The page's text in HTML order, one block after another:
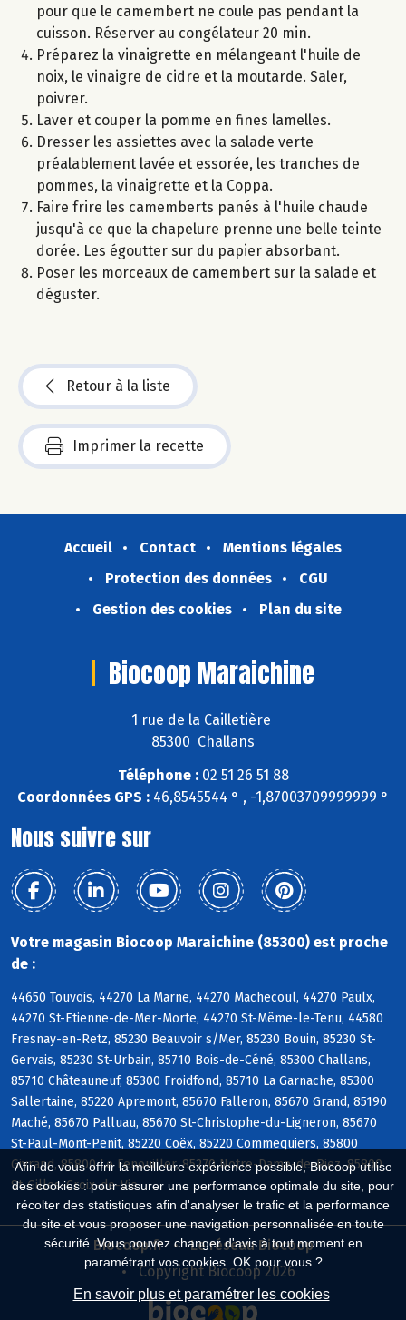
Afin de vous offrir la meilleure expérience possible, Biocoop utilise
des cookies : pour assurer une performance optimale du site, pour
récolter des statistiques afin d'analyser le trafic et la performance
du site et vous proposer une navigation personnalisée en toute
sécurité. Vous pouvez changer d'avis à tout moment en
paramétrant vos cookies. OK pour vous ?
En savoir plus et paramétrer les cookies
pour que le camembert ne coule pas pendant la
cuisson. Réserver au congélateur 20 min.
Préparez la vinaigrette en mélangeant l'huile de
noix, le vinaigre de cidre et la moutarde. Saler,
poivrer.
Laver et couper la pomme en fines lamelles.
Dresser les assiettes avec la salade verte
préalablement lavée et essorée, les tranches de
pommes, la vinaigrette et la Coppa.
Faire frire les camemberts panés à l'huile chaude
jusqu'à ce que la chapelure prenne une belle teinte
dorée. Les égoutter sur du papier absorbant.
Poser les morceaux de camembert sur la salade et
déguster.
Retour à la liste
Imprimer la recette
Accueil Contact
Mentions légales
Protection des données
CGU
Gestion des cookies
Plan du site
Biocoop Maraichine
1 rue de la Cailletière
85300 Challans
Téléphone :02 51 26 51 88
Coordonnées GPS : 46,8545544 ° , -1,87003709999999 °
Nous suivre sur
Votre magasin Biocoop Maraichine (85300) est proche
de :
44650 Touvois, 44270 La Marne, 44270 Machecoul, 44270 Paulx,
44270 St-Etienne-de-Mer-Morte, 44270 St-Même-le-Tenu, 44580
Fresnay-en-Retz, 85230 Beauvoir s/Mer, 85230 Bouin, 85230 St-
Gervais, 85230 St-Urbain, 85710 Bois-de-Céné, 85300 Challans,
85710 Châteauneuf, 85300 Froidfond, 85710 La Garnache, 85300
Sallertaine, 85220 Apremont, 85670 Falleron, 85670 Grand, 85190
Maché, 85670 Palluau, 85670 St-Christophe-du-Ligneron, 85670
St-Paul-Mont-Penit, 85220 Coëx, 85220 Commequiers, 85800
Givrand, 85800 Le Fenouiller, 85270 Notre-Dame-de-Riez, 85800
St-Gilles-Croix-de-Vie
Biocoop.fr
Le réseau Biocoop
Copyright Biocoop 2026